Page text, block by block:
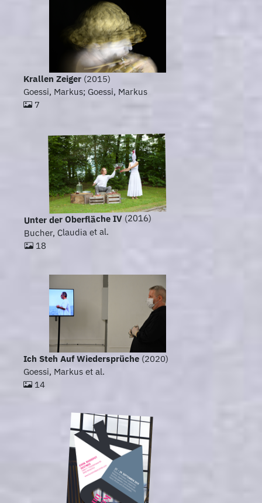
Krallen Zeiger (2015)
Goessi, Markus; Goessi, Markus
7
Unter der Oberfläche IV(2016)
Bucher, Claudia et al.
18
Ich Steh Auf Wiedersprüche (2020)
Goessi, Markus et al.
14